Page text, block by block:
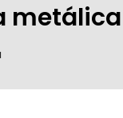
metálica